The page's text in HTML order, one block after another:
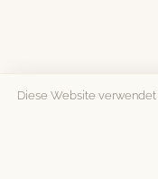
Diese Website